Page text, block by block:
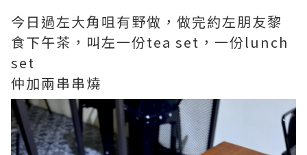
今日過左大角咀有野做，做完約左朋友黎
食下午茶，叫左一份tea set，一份lunch
set
仲加兩串串燒